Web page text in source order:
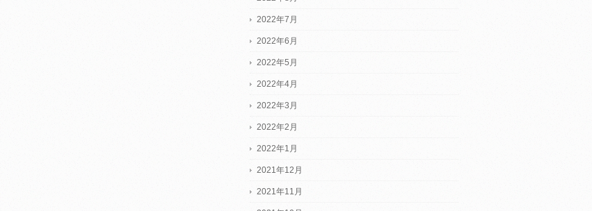
2022年7月
2022年6月
2022年5月
2022年4月
2022年3月
2022年2月
2022年1月
2021年12月
2021年11月